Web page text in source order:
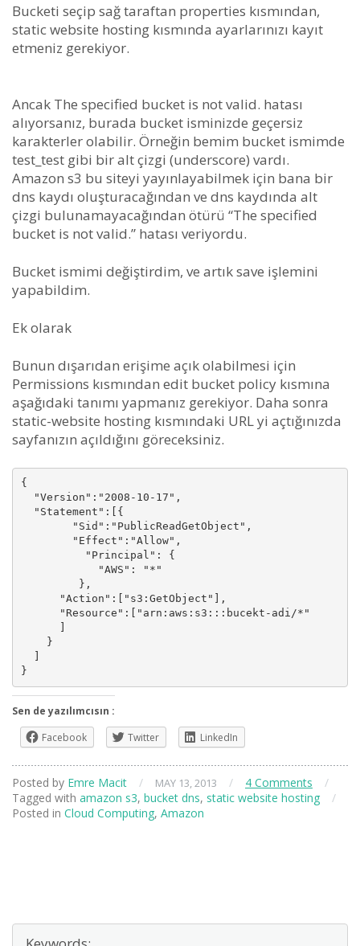
Bucketi seçip sağ taraftan properties kısmından,
static website hosting kısmında ayarlarınızı kayıt
etmeniz gerekiyor.
Ancak The specified bucket is not valid. hatası
alıyorsanız, burada bucket isminizde geçersiz
karakterler olabilir. Örneğin bemim bucket ismimde
test_test gibi bir alt çizgi (underscore) vardı.
Amazon s3 bu siteyi yayınlayabilmek için bana bir
dns kaydı oluşturacağından ve dns kaydında alt
çizgi bulunamayacağından ötürü “The specified
bucket is not valid.” hatası veriyordu.
Bucket ismimi değiştirdim, ve artık save işlemini
yapabildim.
Ek olarak
Bunun dışarıdan erişime açık olabilmesi için
Permissions kısmından edit bucket policy kısmına
aşağıdaki tanımı yapmanız gerekiyor. Daha sonra
static-website hosting kısmındaki URL yi açtığınızda
sayfanızın açıldığını göreceksiniz.
{
  "Version":"2008-10-17",
  "Statement":[{
        "Effect":"Allow",
            "AWS": "*"
         },
      "Action":["s3:GetObject"],
      "Resource":["arn:aws:s3:::bucekt-adi/*"
    }
Sen de yazılımcısın :
Facebook
Twitter LinkedIn
Posted by Emre Macit / MAY 13, 2013 / 4 Comments
/
Tagged with amazon s3, bucket dns, static website hosting
/
Posted in Cloud Computing, Amazon